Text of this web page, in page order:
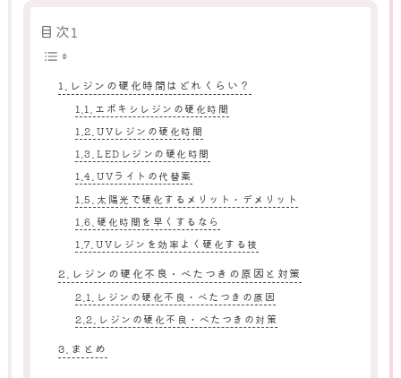
目次1
レジンの硬化時間はどれくらい？
エポキシレジンの硬化時間
UVレジンの硬化時間
LEDレジンの硬化時間
UVライトの代替案
太陽光で硬化するメリット・デメリット
硬化時間を早くするなら
UVレジンを効率よく硬化する技
レジンの硬化不良・べたつきの原因と対策
レジンの硬化不良・べたつきの原因
レジンの硬化不良・べたつきの対策
まとめ